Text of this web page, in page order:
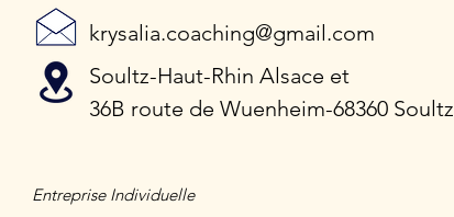
krysalia.coaching@gmail.com
Soultz-Haut-Rhin Alsace et
36B route de Wuenheim-68360 Soultz
Entreprise Individuelle